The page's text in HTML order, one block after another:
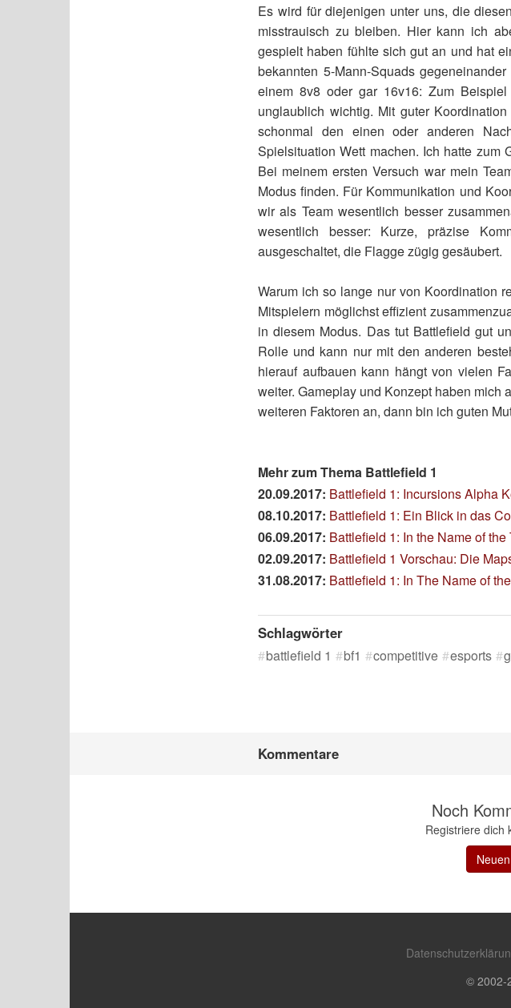
Es wird für diejenigen unter uns, die
misstrauisch zu bleiben. Hier kann ich
gespielt haben fühlte sich gut an und hat
bekannten 5-Mann-Squads
einem 8v8 oder gar 16v16: Zum
unglaublich wichtig. Mit guter
schonmal den einen oder anderen
Spielsituation Wett machen. Ich hatte zum
Bei meinem ersten Versuch war mein
Modus finden. Für Kommunikation und
wir als Team wesentlich besser
wesentlich besser: Kurze, präzise
ausgeschaltet, die Flagge zügig gesäubert.
Warum ich so lange nur von Koordination
Mitspielern möglichst effizient
in diesem Modus. Das tut Battlefield gut
Rolle und kann nur mit den anderen
hierauf aufbauen kann hängt von vielen
weiter. Gameplay und Konzept haben mich
weiteren Faktoren an, dann bin ich guten
Mehr zum Thema Battlefield 1
20.09.2017: Battlefield 1: Incursions Alpha
08.10.2017: Battlefield 1: Ein Blick in das
06.09.2017: Battlefield 1: In the Name of the
02.09.2017: Battlefield 1 Vorschau: Die
31.08.2017: Battlefield 1: In The Name of
Schlagwörter
battlefield 1 bf1 competitive esports
Kommentare
Noch
Registriere dich
© 2002-